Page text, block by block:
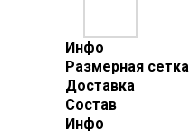
Инфо
Размерная сетка
Доставка
Состав
Инфо